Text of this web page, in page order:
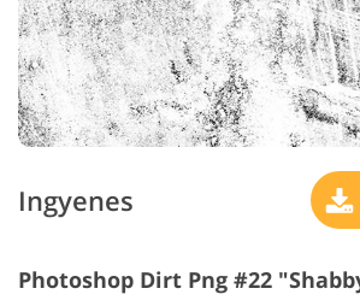
Ingyenes
Photoshop Dirt Png #22